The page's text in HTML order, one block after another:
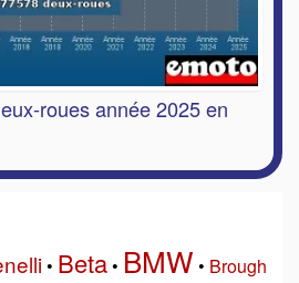
roues année 2025 en
• Beta• BMW • Brough